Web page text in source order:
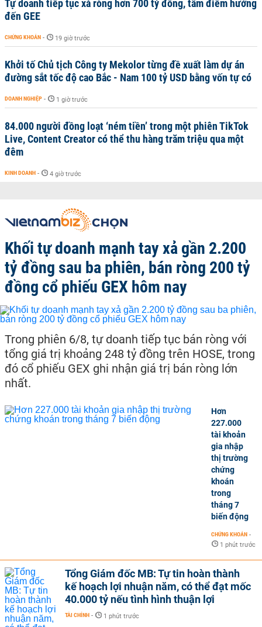
Tự doanh tiếp tục xả ròng hơn 700 tỷ đồng, tâm điểm hướng
đến GEE
CHỨNG KHOÁN - 19 giờ trước
Khởi tố Chủ tịch Công ty Mekolor từng đề xuất làm dự án
đường sắt tốc độ cao Bắc - Nam 100 tỷ USD bằng vốn tự có
DOANH NGHIỆP - 1 giờ trước
84.000 người đồng loạt ‘ném tiền’ trong một phiên TikTok
Live, Content Creator có thể thu hàng trăm triệu qua một
đêm
KINH DOANH - 4 giờ trước
Khối tự doanh mạnh tay xả gần 2.200
tỷ đồng sau ba phiên, bán ròng 200 tỷ
đồng cổ phiếu GEX hôm nay
Trong phiên 6/8, tự doanh tiếp tục bán ròng với
tổng giá trị khoảng 248 tỷ đồng trên HOSE, trong
đó cổ phiếu GEX ghi nhận giá trị bán ròng lớn
nhất.
Hơn
227.000
tài khoản
gia nhập
thị trường
chứng
khoán
trong
tháng 7
biến động
CHỨNG KHOÁN -
1 phút trước
Tổng Giám đốc MB: Tự tin hoàn thành
kế hoạch lợi nhuận năm, có thể đạt mốc
40.000 tỷ nếu tình hình thuận lợi
TÀI CHÍNH - 1 phút trước